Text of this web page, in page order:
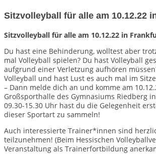
Sitzvolleyball für alle am 10.12.22
Sitzvolleyball für alle am 10.12.22 in
Du hast eine Behinderung, wolltest aber
mal Volleyball spielen? Du hast Volleyball
aufgrund einer Verletzung aufhören
Volleyball und hast Lust es auch mal im
– Dann melde dich an und komme am
Großsporthalle des Gymnasiums Riedberg
09.30-15.30 Uhr hast du die Gelegenheit
dieser Sportart zu sammeln!
Auch interessierte Trainer*innen sind
teilzunehmen! (Beim Hessischen
Veranstaltung als Trainerfortbildung